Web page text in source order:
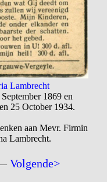
Lambrecht
1869 en
25 October 1934.
aan Mevr. Firmin
Lambrecht.
Volgende>